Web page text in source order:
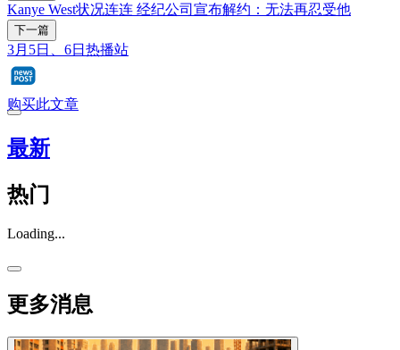
Kanye West状况连连 经纪公司宣布解约：无法再忍受他
下一篇
3月5日、6日热播站
购买此文章
最新
热门
Loading...
更多消息